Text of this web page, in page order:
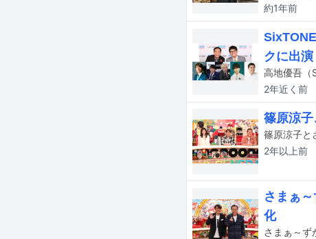
約1年前
クに出演
高地優吾（
2年近く 前
篠原涼子
2年以上前
さまぁ
化